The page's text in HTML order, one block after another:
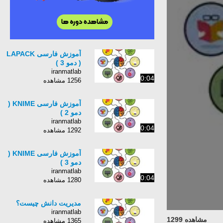
مشاهده 1299
0:04
آموزش فارسی LAPACK
( دمو 3 )
iranmatlab
1256 مشاهده
0:04
آموزش فارسی KNIME (
دمو 2 )
iranmatlab
1292 مشاهده
0:04
آموزش فارسی KNIME (
دمو 3 )
iranmatlab
1280 مشاهده
مديريت دانش چیست؟
iranmatlab
1365 مشاهده